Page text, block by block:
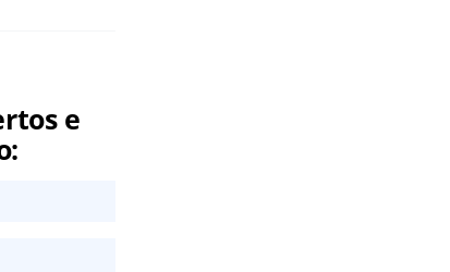
e